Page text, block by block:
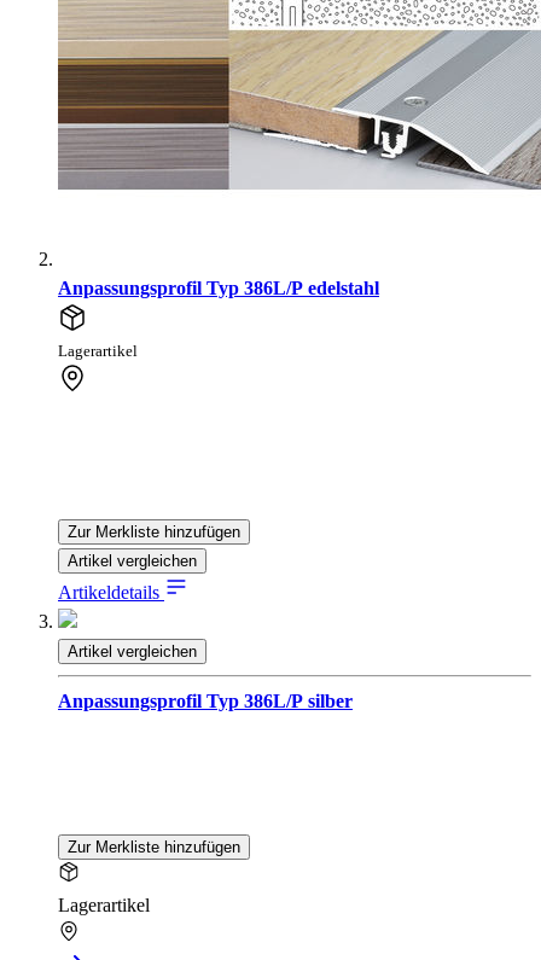
Anpassungsprofil Typ 386L/P edelstahl
Lagerartikel
Zur Merkliste hinzufügen
Artikel vergleichen
Artikeldetails
Artikel vergleichen
Anpassungsprofil Typ 386L/P silber
Zur Merkliste hinzufügen
Lagerartikel